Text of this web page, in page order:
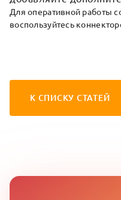
Для оперативной работы
воспользуйтесь
К СПИСКУ СТАТЕЙ